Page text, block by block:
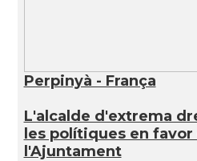
Perpinyà - França
L'alcalde d'extrema
les polítiques en
l'Ajuntament